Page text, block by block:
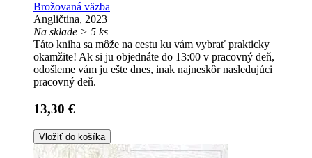
Brožovaná väzba
Angličtina, 2023
Na sklade > 5 ks
Táto kniha sa môže na cestu ku vám vybrať prakticky
okamžite! Ak si ju objednáte do 13:00 v pracovný deň,
odošleme vám ju ešte dnes, inak najneskôr nasledujúci
pracovný deň.
13,30 €
Vložiť do košíka